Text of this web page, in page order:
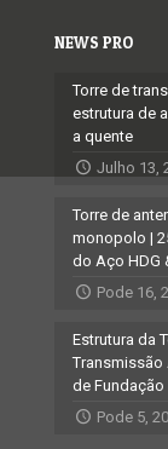
NEWS PRO
Torre de
estrutura de
a quente
Julho 13,
Torre de
monopolo |
do Aço HDG
Pode 16,
Estrutura da
Transmissão
de Fundação
Pode 5,